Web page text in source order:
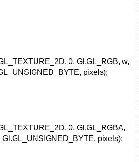
0, Gl.GL_RGB, w,
pixels);
0, Gl.GL_RGBA,
Gl.GL_UNSIGNED_BYTE, pixels);